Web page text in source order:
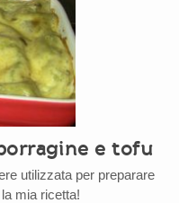
e tofu
utilizzata per preparare
mia ricetta!